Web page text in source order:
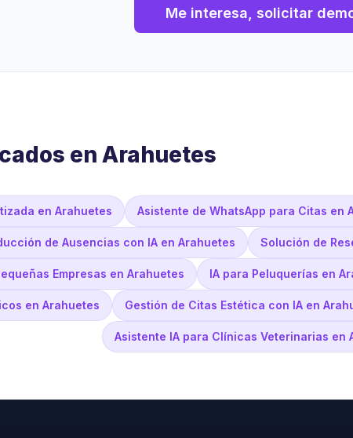
Me interesa, solicitar
en Arahuetes
en Arahuetes Asistente de WhatsApp para Citas en
de Ausencias con IA en Arahuetes Solución de
Empresas en Arahuetes IA para Peluquerías en
en Arahuetes Gestión de Citas Estética con IA en
Asistente IA para Clínicas Veterinarias en